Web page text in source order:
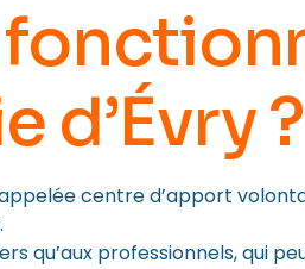
d’Évry ?
centre d’apport
qu’aux professionnels, qui